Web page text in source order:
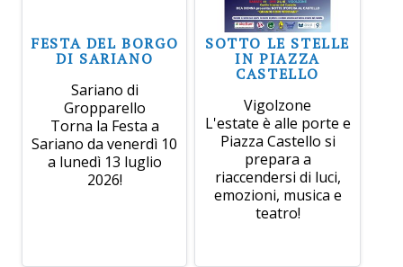
FESTA DEL BORGO
DI SARIANO
Sariano di
Gropparello
Torna la Festa a
Sariano da venerdì 10
a lunedì 13 luglio
2026!
SOTTO LE STELLE
IN PIAZZA
CASTELLO
Vigolzone
L'estate è alle porte e
Piazza Castello si
prepara a
riaccendersi di luci,
emozioni, musica e
teatro!